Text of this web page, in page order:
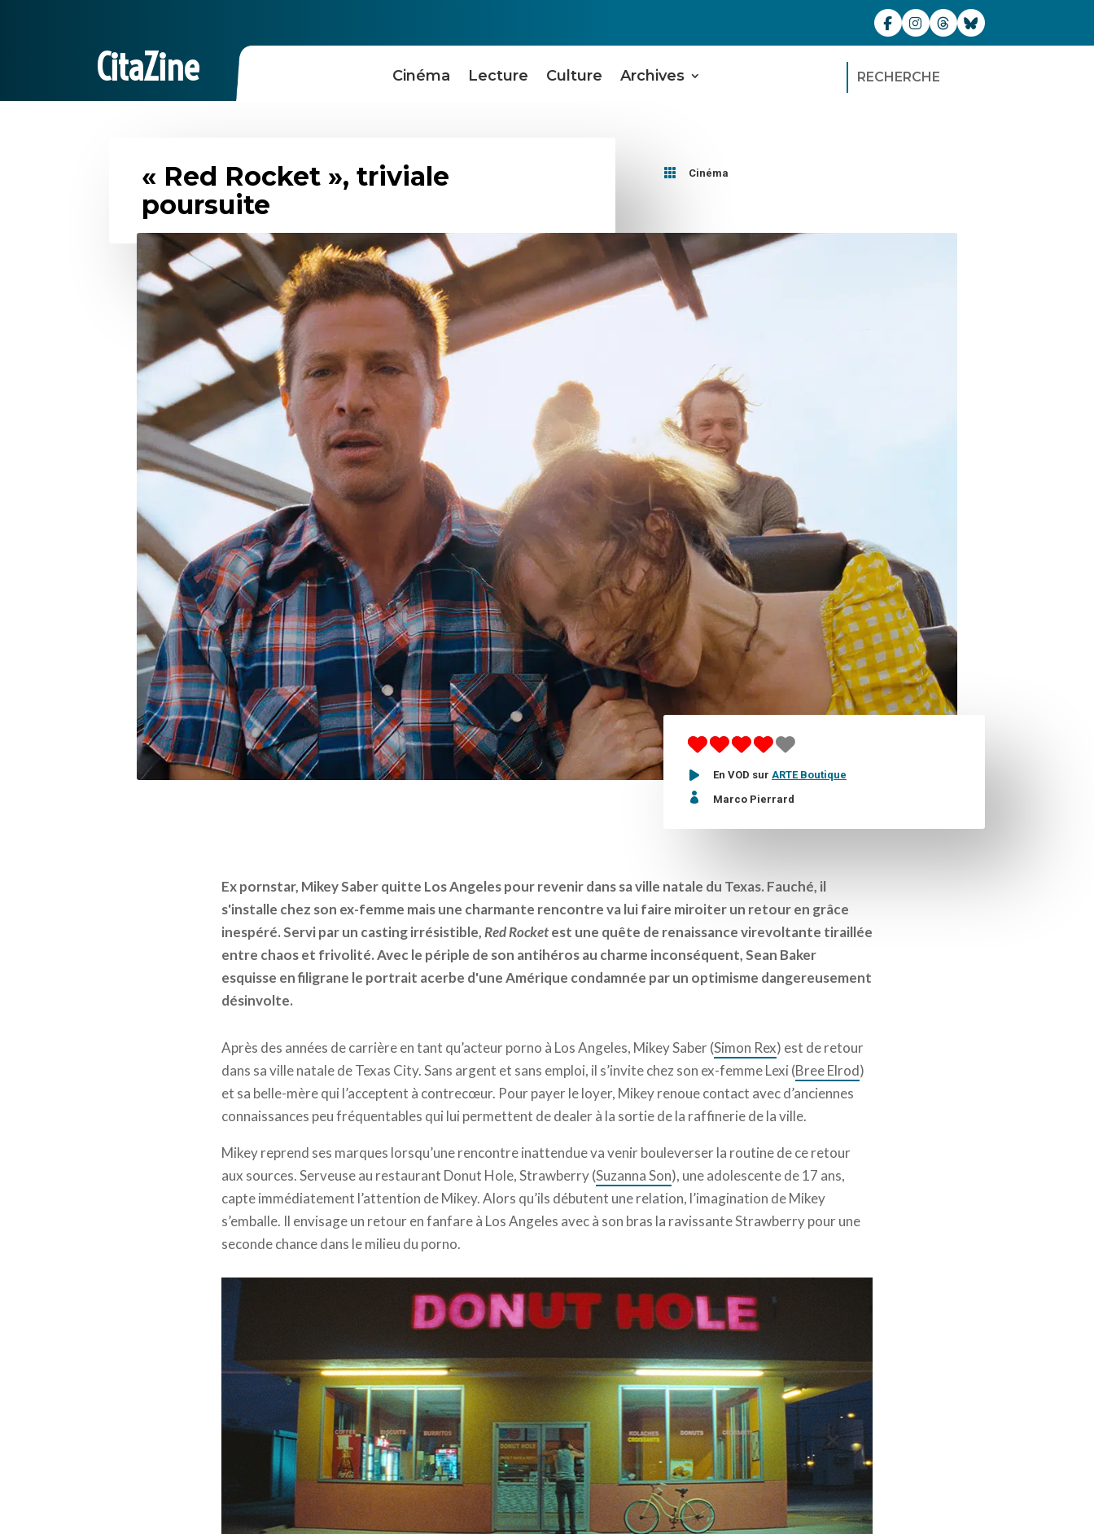
CitaZine Cinéma Lecture Culture Archives RECHERCHE
« Red Rocket », triviale
poursuite
 Cinéma
En VOD sur ARTE Boutique
 Marco Pierrard
Ex pornstar, Mikey Saber quitte Los Angeles pour revenir dans sa ville natale du Texas. Fauché, il
s'installe chez son ex-femme mais une charmante rencontre va lui faire miroiter un retour en grâce
inespéré. Servi par un casting irrésistible,Red Rocketest une quête de renaissance virevoltante tiraillée
entre chaos et frivolité. Avec le périple de son antihéros au charme inconséquent, Sean Baker
esquisse en filigrane le portrait acerbe d'une Amérique condamnée par un optimisme dangereusement
désinvolte.
Après des années de carrière en tant qu’acteur porno à Los Angeles, Mikey Saber (Simon Rex) est de retour
dans sa ville natale de Texas City. Sans argent et sans emploi, il s’invite chez son ex-femme Lexi (Bree Elrod)
et sa belle-mère qui l’acceptent à contrecœur. Pour payer le loyer, Mikey renoue contact avec d’anciennes
connaissances peu fréquentables qui lui permettent de dealer à la sortie de la raffinerie de la ville.
Mikey reprend ses marques lorsqu’une rencontre inattendue va venir bouleverser la routine de ce retour
aux sources. Serveuse au restaurant Donut Hole, Strawberry (Suzanna Son), une adolescente de 17 ans,
capte immédiatement l’attention de Mikey. Alors qu’ils débutent une relation, l’imagination de Mikey
s’emballe. Il envisage un retour en fanfare à Los Angeles avec à son bras la ravissante Strawberry pour une
seconde chance dans le milieu du porno.